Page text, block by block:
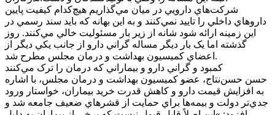
شرکت‌هاي دارويي در ميان مي‌گذاريم هيچ‌کدام کيفيت پايين
داروهاي داخلي را تاييد نمي‌کنند و به اين بهانه که بايد سند رسمي در
اين زمينه ارائه شود شانه از زير بار مسئوليت خالي مي‌کنند. روز
گذشته اما يک بار ديگر مساله گراني دارو از جانب يکي ديگر از
اعضاي کميسيون بهداشت و درمان مجلس مطرح شد.
کمبود و گراني دارو و بيماراني که درمان را ترک مي‌کنند
حسن حسن‌نتاج، عضو کميسيون بهداشت و درمان مجلس، با اشاره
به افزايش قيمت دارو و کاهش قدرت خريد بيماران، خواستار ورود
جدي‌تر دولت و بيمه‌ها براي حمايت از قشرهاي ضعيف جامعه شد و